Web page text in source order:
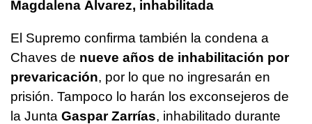
Magdalena Álvarez, inhabilitada
El Supremo confirma también la condena a
Chaves de nueve años de inhabilitación por
prevaricación, por lo que no ingresarán en
prisión. Tampoco lo harán los exconsejeros de
la Junta Gaspar Zarrías, inhabilitado durante